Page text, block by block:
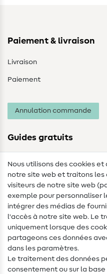
Paiement & livraison
Livraison
Paiement
Annulation commande
Guides gratuits
Lexique de couture
Tutos de couture
Aide & contact
Contact
Changement de propriétaire
FAQ
Nous utilisons des cookies
notre site web et traitons les
visiteurs de notre site web
exemple pour personnaliser
intégrer des médias de
l'accès à notre site web. Le
uniquement lorsque des
partageons ces données
dans les paramètres.
Le traitement des données
consentement ou sur la